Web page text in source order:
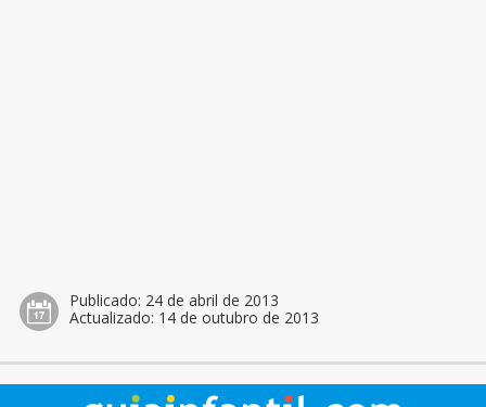
Publicado: 24 de abril de 2013
Actualizado: 14 de outubro de 2013